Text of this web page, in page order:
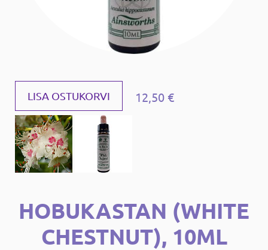
LISA OSTUKORVI 12,50 €
HOBUKASTAN (WHITE
CHESTNUT), 10ML